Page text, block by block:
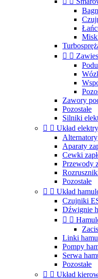
 
Zawory
Pozostałe
Silniki
  Układ
Alternatory
Aparaty
Cewki
Przewody
Pozostałe
  Układ
Czujniki
Dźwignie
 
Linki
Pompy
Serwa
Pozostałe
  Układ